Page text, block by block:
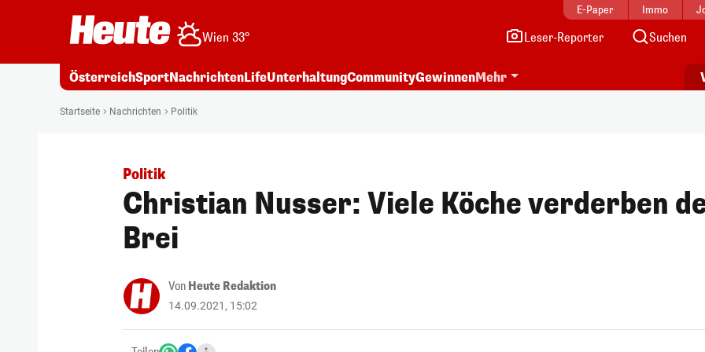
E-Paper Immo
Wien 33° Leser-Reporter Suchen
ÖsterreichSportNachrichtenLifeUnterhaltungCommunityGewinnenMehr
Startseite Nachrichten Politik
Politik
Christian Nusser: Viele Köche verderben
Brei
Von Heute Redaktion
14.09.2021, 15:02